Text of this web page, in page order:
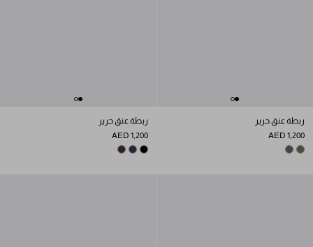
ربطة عنق حرير
AED 1,200
BARK BROWN
SMOKY GRAY
ربطة عنق حرير
AED 1,200
BLACK
NAVY
PLUM